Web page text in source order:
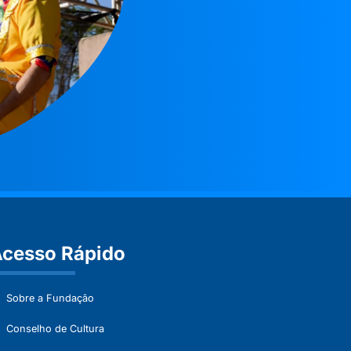
Rápido
Sobre a Fundação
Conselho de Cultura